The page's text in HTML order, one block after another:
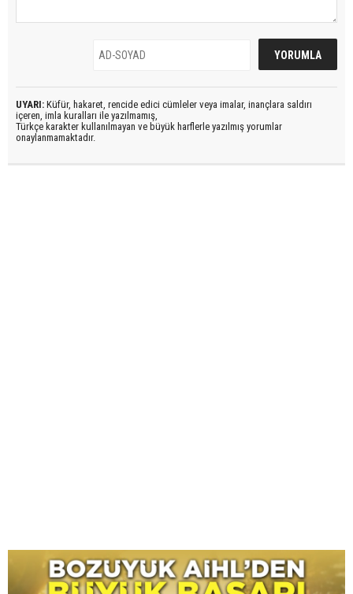
UYARI: Küfür, hakaret, rencide edici cümleler veya imalar, inançlara saldırı
içeren, imla kuralları ile yazılmamış,
Türkçe karakter kullanılmayan ve büyük harflerle yazılmış yorumlar
onaylanmamaktadır.